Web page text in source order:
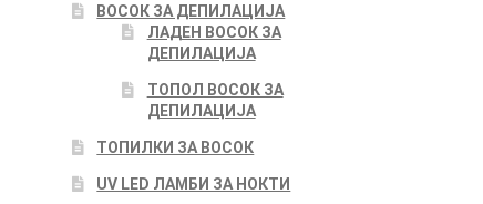
ВОСОК ЗА ДЕПИЛАЦИЈА
ЛАДЕН ВОСОК ЗА
ДЕПИЛАЦИЈА
ТОПОЛ ВОСОК ЗА
ДЕПИЛАЦИЈА
ТОПИЛКИ ЗА ВОСОК
UV LED ЛАМБИ ЗА НОКТИ